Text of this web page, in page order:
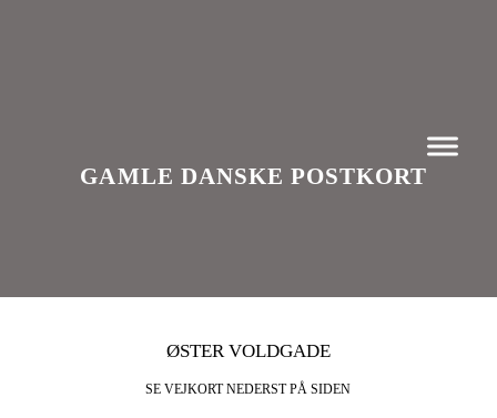
GAMLE DANSKE POSTKORT
ØSTER VOLDGADE
SE VEJKORT NEDERST PÅ SIDEN